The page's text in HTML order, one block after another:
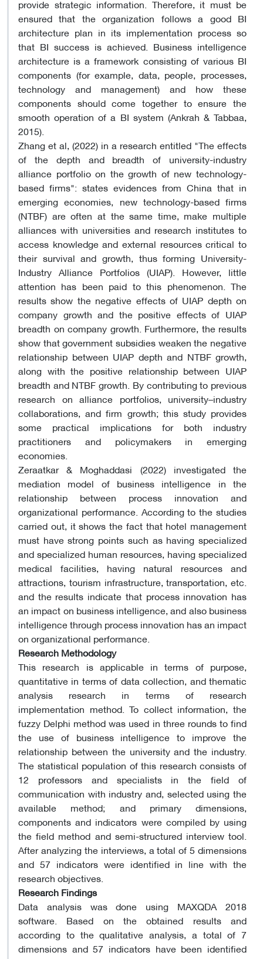
provide strategic information. Therefore, it must be
ensured that the organization follows a good BI
architecture plan in its implementation process so
that BI success is achieved. Business intelligence
architecture is a framework consisting of various BI
components (for example, data, people, processes,
technology and management) and how these
components should come together to ensure the
smooth operation of a BI system (Ankrah & Tabbaa,
2015).
Zhang et al, (2022) in a research entitled "The effects
of the depth and breadth of university-industry
alliance portfolio on the growth of new technology-
based firms": states evidences from China that in
emerging economies, new technology-based firms
(NTBF) are often at the same time, make multiple
alliances with universities and research institutes to
access knowledge and external resources critical to
their survival and growth, thus forming University-
Industry Alliance Portfolios (UIAP). However, little
attention has been paid to this phenomenon. The
results show the negative effects of UIAP depth on
company growth and the positive effects of UIAP
breadth on company growth. Furthermore, the results
show that government subsidies weaken the negative
relationship between UIAP depth and NTBF growth,
along with the positive relationship between UIAP
breadth and NTBF growth. By contributing to previous
research on alliance portfolios, university–industry
collaborations, and firm growth; this study provides
some practical implications for both industry
practitioners and policymakers in emerging
economies.
Zeraatkar & Moghaddasi (2022) investigated the
mediation model of business intelligence in the
relationship between process innovation and
organizational performance. According to the studies
carried out, it shows the fact that hotel management
must have strong points such as having specialized
and specialized human resources, having specialized
medical facilities, having natural resources and
attractions, tourism infrastructure, transportation, etc.
and the results indicate that process innovation has
an impact on business intelligence, and also business
intelligence through process innovation has an impact
on organizational performance.
Research Methodology
This research is applicable in terms of purpose,
quantitative in terms of data collection, and thematic
analysis research in terms of research
implementation method. To collect information, the
fuzzy Delphi method was used in three rounds to find
the use of business intelligence to improve the
relationship between the university and the industry.
The statistical population of this research consists of
12 professors and specialists in the field of
communication with industry and, selected using the
available method; and primary dimensions,
components and indicators were compiled by using
the field method and semi-structured interview tool.
After analyzing the interviews, a total of 5 dimensions
and 57 indicators were identified in line with the
research objectives.
Research Findings
Data analysis was done using MAXQDA 2018
software. Based on the obtained results and
according to the qualitative analysis, a total of 7
dimensions and 57 indicators have been identified